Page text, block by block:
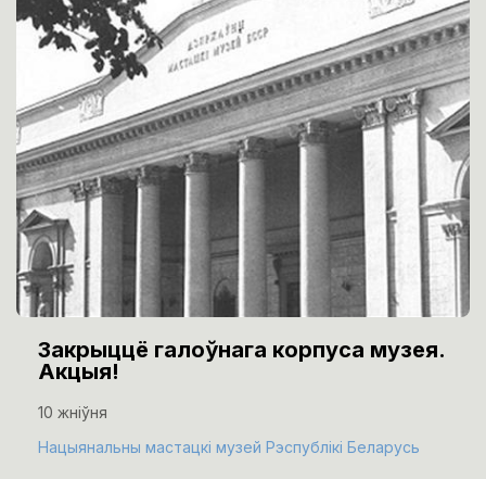
Закрыццё галоўнага корпуса музея.
Акцыя!
10 жніўня
Нацыянальны мастацкі музей Рэспублікі Беларусь